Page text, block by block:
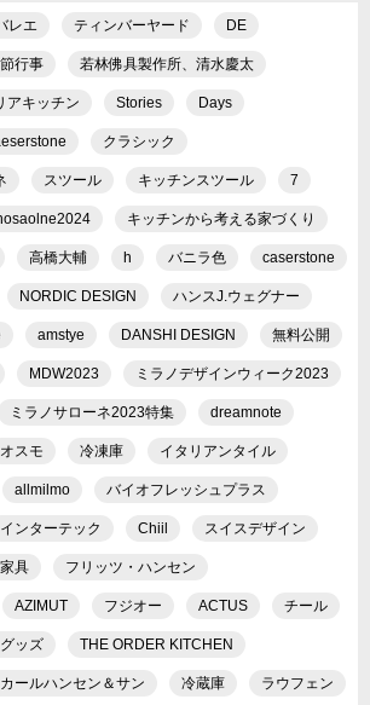
レエ ティンバーヤード DE
行事 若林佛具製作所、清水慶太
アキッチン Stories Days
クラシック
スツール キッチンスツール 7
キッチンから考える家づくり
高橋大輔 h バニラ色 caserstone
NORDIC DESIGN ハンスJ.ウェグナー
amstye DANSHI DESIGN 無料公開
MDW2023 ミラノデザインウィーク2023
ミラノサローネ2023特集 dreamnote
オスモ 冷凍庫 イタリアンタイル
allmilmo バイオフレッシュプラス
インターテック Chiil スイスデザイン
具 フリッツ・ハンセン
AZIMUT フジオー ACTUS チール
ッズ THE ORDER KITCHEN
カールハンセン＆サン 冷蔵庫 ラウフェン